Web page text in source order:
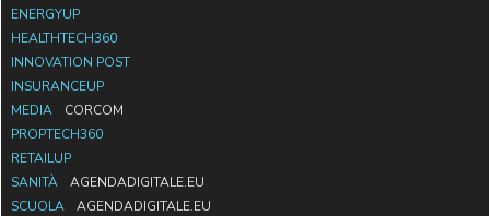
ENERGYUP
HEALTHTECH360
INNOVATION POST
INSURANCEUP
MEDIA
CORCOM
PROPTECH360
RETAILUP
SANITÀ
AGENDADIGITALE.EU
SCUOLA
AGENDADIGITALE.EU